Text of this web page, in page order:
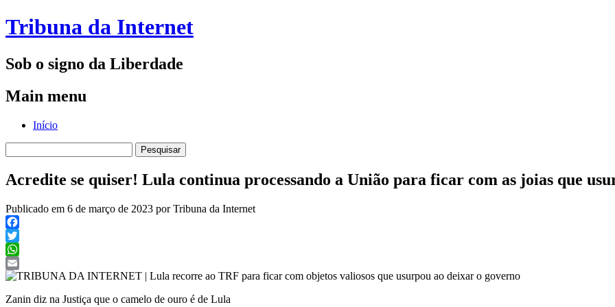
Tribuna da Internet
Sob o signo da Liberdade
Main menu
Skip
Início
por:
Acredite se quiser! Lula continua processando a União para ficar com as joias que
Publicado em 6 de março de 2023 por Tribuna da Internet
Facebook
Twitter
WhatsApp
Email
Zanin diz na Justiça que o camelo de ouro é de Lula